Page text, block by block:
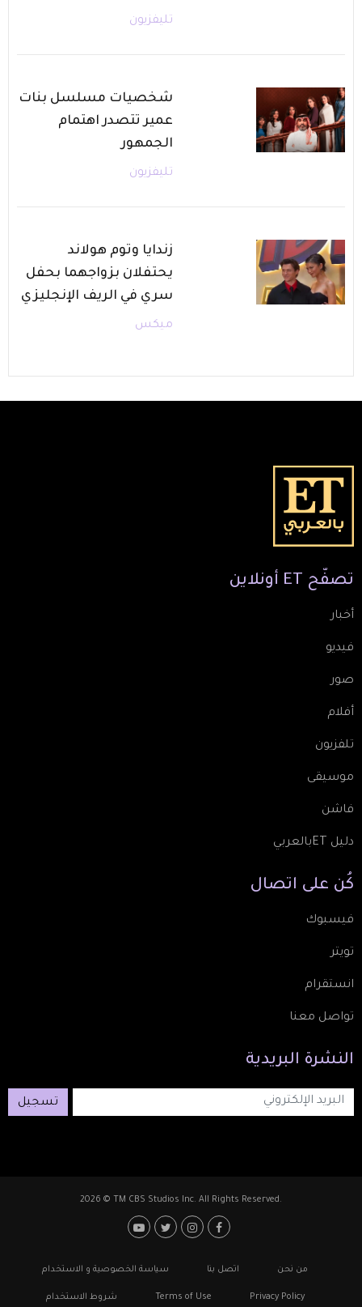
تليفزيون
شخصيات مسلسل بنات
عمير تتصدر اهتمام
الجمهور
تليفزيون
زندايا وتوم هولاند
يحتفلان بزواجهما بحفل
سري في الريف الإنجليزي
ميكس
تصفّح ET أونلاين
أخبار
فيديو
صور
أفلام
تلفزيون
موسيقى
فاشن
دليل ETبالعربي
كُن على اتصال
فيسبوك
تويتر
انستقرام
تواصل معنا
النشرة البريدية
تسجيل
2026 © TM CBS Studios Inc. All Rights Reserved.
Footer: Social Media
Footerمن نحن اتصل بنا سياسة الخصوصية و الاستخدام
Privacy Policy
Terms of Use شروط الاستخدام